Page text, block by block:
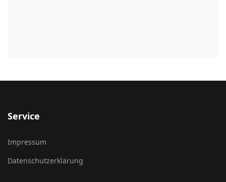
Service
Impressum
Datenschutzerklärung